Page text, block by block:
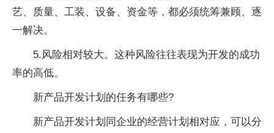
艺、质量、工装、设备、资金等，都必须统筹兼顾、逐
一解决。
5.风险相对较大。这种风险往往表现为开发的成功
率的高低。
新产品开发计划的任务有哪些?
新产品开发计划同企业的经营计划相对应，可以分